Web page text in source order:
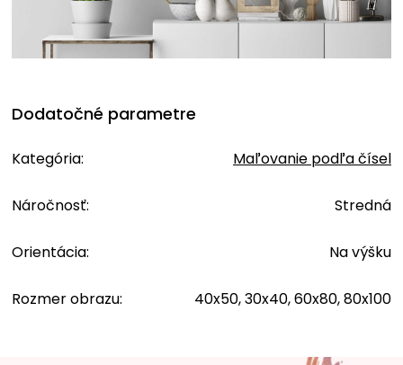
Dodatočné parametre
Kategória: Maľovanie podľa čísel
Náročnosť: Stredná
Orientácia: Na výšku
Rozmer obrazu: 40x50, 30x40, 60x80, 80x100